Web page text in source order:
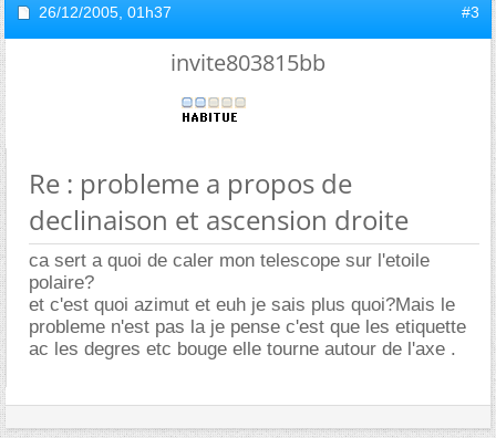
26/12/2005, 01h37 #3
invite803815bb
Re : probleme a propos de
declinaison et ascension droite
ca sert a quoi de caler mon telescope sur l'etoile
polaire?
et c'est quoi azimut et euh je sais plus quoi?Mais le
probleme n'est pas la je pense c'est que les etiquette
ac les degres etc bouge elle tourne autour de l'axe .